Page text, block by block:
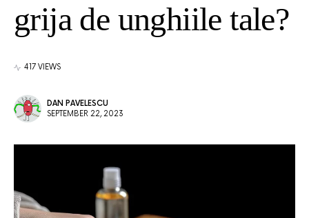
grija de unghiile tale?
417 VIEWS
DAN PAVELESCU
SEPTEMBER 22, 2023